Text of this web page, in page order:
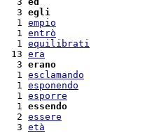
  3
egli
  1
empio
  1
entrò
  1
equilibrati
13 era
  3
erano
  1
esclamando
  1
esponendo
  1
esporre
  1
essendo
  2
essere
  3
età